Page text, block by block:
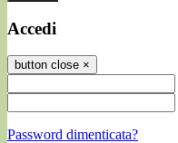
Accedi
button close ×
Password dimenticata?